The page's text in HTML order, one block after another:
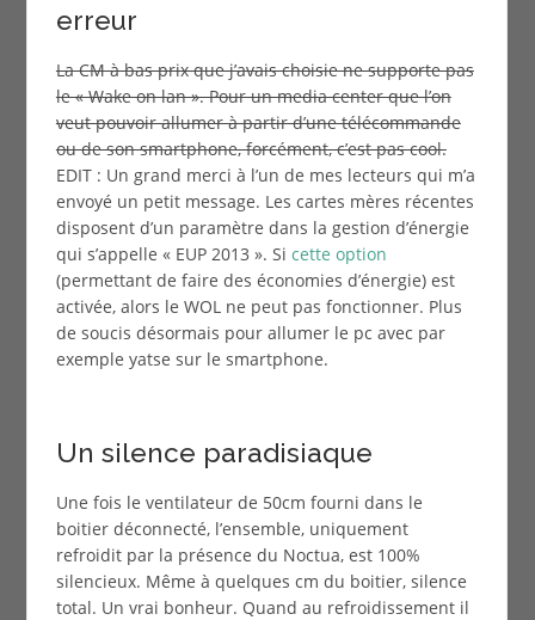
erreur
La CM à bas prix que j’avais choisie ne supporte pas
le « Wake on lan ». Pour un media center que l’on
veut pouvoir allumer à partir d’une télécommande
ou de son smartphone, forcément, c’est pas cool.
EDIT : Un grand merci à l’un de mes lecteurs qui m’a
envoyé un petit message. Les cartes mères récentes
disposent d’un paramètre dans la gestion d’énergie
qui s’appelle « EUP 2013 ». Si cette option
(permettant de faire des économies d’énergie) est
activée, alors le WOL ne peut pas fonctionner. Plus
de soucis désormais pour allumer le pc avec par
exemple yatse sur le smartphone.
Un silence paradisiaque
Une fois le ventilateur de 50cm fourni dans le
boitier déconnecté, l’ensemble, uniquement
refroidit par la présence du Noctua, est 100%
silencieux. Même à quelques cm du boitier, silence
total. Un vrai bonheur. Quand au refroidissement il